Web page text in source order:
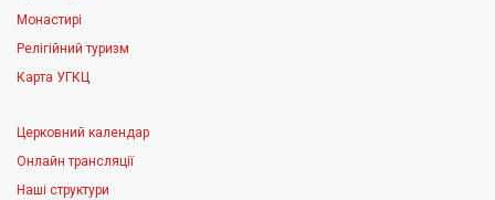
Монастирі
Релігійний туризм
Карта УГКЦ
Церковний календар
Онлайн трансляції
Наші структури